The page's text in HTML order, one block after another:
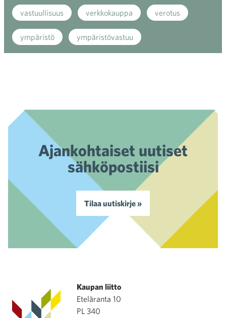
vastuullisuus verkkokauppa verotus
ympäristö ympäristövastuu
Ajankohtaiset uutiset
sähköpostiisi
Tilaa uutiskirje »
Kaupan liitto
Eteläranta 10
PL 340